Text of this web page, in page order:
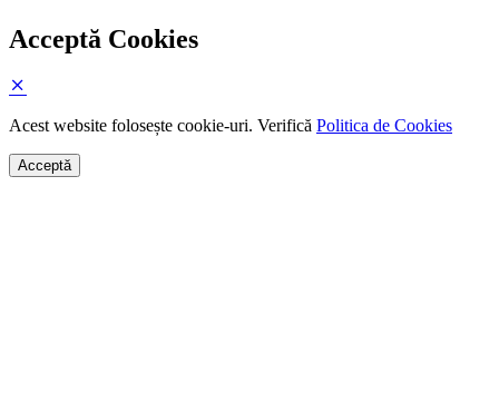
Acceptă Cookies
Acest website folosește cookie-uri. Verifică Politica de Cookies
Acceptă